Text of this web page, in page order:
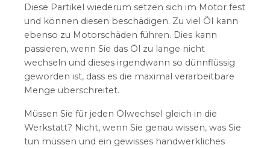
Diese Partikel wiederum setzen sich im Motor fest
und können diesen beschädigen. Zu viel Öl kann
ebenso zu Motorschäden führen. Dies kann
passieren, wenn Sie das Öl zu lange nicht
wechseln und dieses irgendwann so dünnflüssig
geworden ist, dass es die maximal verarbeitbare
Menge überschreitet.
Müssen Sie für jeden Ölwechsel gleich in die
Werkstatt? Nicht, wenn Sie genau wissen, was Sie
tun müssen und ein gewisses handwerkliches